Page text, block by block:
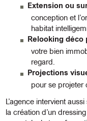
Extension ou
conception et
habitat
Relooking déco
votre bien
regard.
Projections
pour se projeter
L’agence intervient
la création d’un